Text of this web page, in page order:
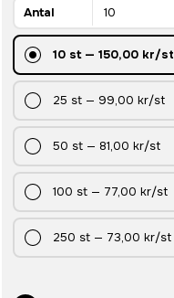
Antal
10 st— 150,00 kr/st
25 st — 99,00 kr/st
50 st — 81,00 kr/st
100 st — 77,00 kr/st
250 st — 73,00 kr/st